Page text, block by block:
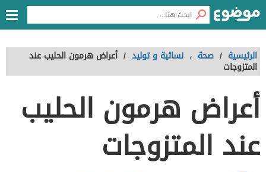
الرئيسية / صحة ، نسائية و توليد / أعراض هرمون الحليب عند
المتزوجات
أعراض هرمون الحليب
عند المتزوجات